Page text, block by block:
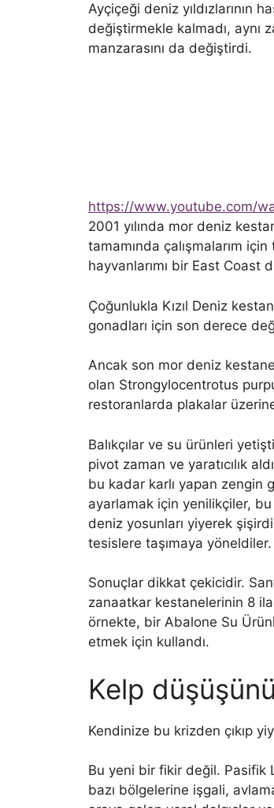
Ayçiçeği deniz yıldızlarının
değiştirmekle kalmadı, aynı
manzarasını da değiştirdi.
https://www.youtube.com/
2001 yılında mor deniz
tamamında çalışmalarım
hayvanlarımı bir East
Çoğunlukla Kızıl Deniz
gonadları için son derece
Ancak son mor deniz
olan Strongylocentrotus
restoranlarda plakalar
Balıkçılar ve su ürünleri
pivot zaman ve yaratıcılık
bu kadar karlı yapan zengin
ayarlamak için yenilikçiler,
deniz yosunları yiyerek
tesislere taşımaya yöneldiler.
Sonuçlar dikkat çekicidir.
zanaatkar kestanelerinin 8
örnekte, bir Abalone Su
etmek için kullandı.
Kelp
Kendinize bu krizden çıkıp
Bu yeni bir fikir değil. Pasifik
bazı bölgelerine işgali,